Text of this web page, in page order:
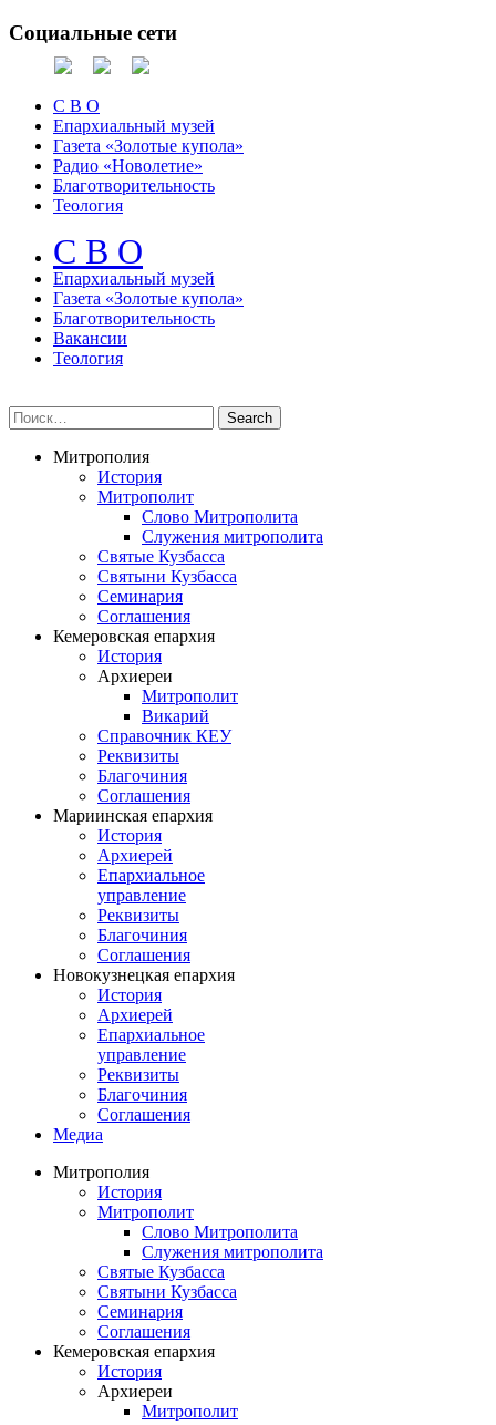
Социальные сети
С В О
Епархиальный музей
Газета «Золотые купола»
Радио «Новолетие»
Благотворительность
Теология
С В О
Епархиальный музeй
Газета «Золотые купола»
Благотворительность
Вакансии
Теология
Митрополия
История
Митрополит
Слово Митрополита
Служения митрополита
Святые Кузбасса
Святыни Кузбасса
Семинария
Соглашения
Кемеровская епархия
История
Архиереи
Митрополит
Викарий
Справочник КЕУ
Реквизиты
Благочиния
Соглашения
Мариинская епархия
История
Архиерей
Епархиальное
управление
Реквизиты
Благочиния
Соглашения
Новокузнецкая епархия
История
Архиерей
Епархиальное
управление
Реквизиты
Благочиния
Соглашения
Медиа
Митрополия
История
Митрополит
Слово Митрополита
Служения митрополита
Святые Кузбасса
Святыни Кузбасса
Семинария
Соглашения
Кемеровская епархия
История
Архиереи
Митрополит